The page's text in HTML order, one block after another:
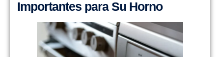
Importantes para Su Horno